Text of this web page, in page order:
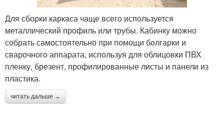
Для сборки каркаса чаще всего используется
металлический профиль или трубы. Кабинку можно
собрать самостоятельно при помощи болгарки и
сварочного аппарата, используя для облицовки ПВХ
пленку, брезент, профилированные листы и панели из
пластика.
читать дальше →